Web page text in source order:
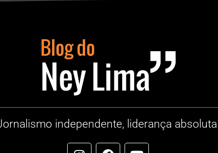
independente, liderança